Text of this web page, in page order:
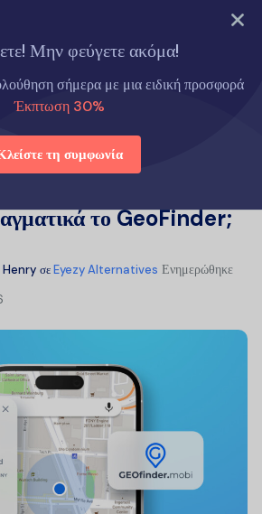
ΔΟΚΙΜΑΣΤΕ ΤΩΡΑ
Μην φεύγετε ακόμα!
σήμερα με μια ειδική προσφορά
Έκπτωση 30%
τη συμφωνία
λύσεις
Λειτουργεί πραγματικά το
το GeoFinder;
Henry σεEyezy Alternatives Ενημερώθηκε